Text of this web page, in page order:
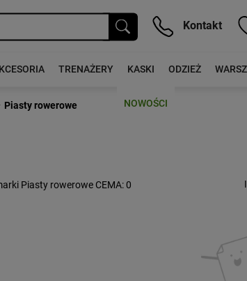
Kontakt
TRENAŻERY KASKI ODZIEŻ
NOWOŚCI
Piasty rowerowe
Piasty rowerowe CEMA: 0